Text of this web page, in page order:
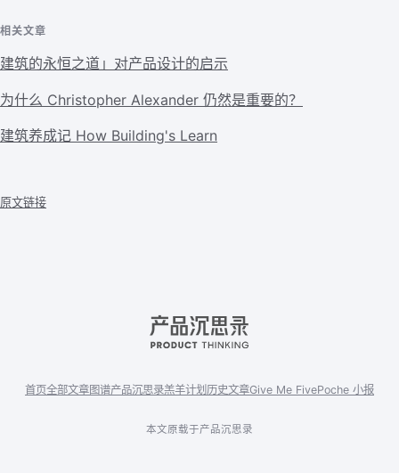
相关文章
建筑的永恒之道」对产品设计的启示
为什么 Christopher Alexander 仍然是重要的？
建筑养成记 How Building's Learn
原文链接
首页全部文章图谱产品沉思录羔羊计划 历史文章Give Me FivePoche 小报
本文原载于产品沉思录